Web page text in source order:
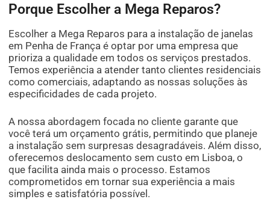
Porque Escolher a Mega Reparos?
Escolher a Mega Reparos para a instalação de janelas
em Penha de França é optar por uma empresa que
prioriza a qualidade em todos os serviços prestados.
Temos experiência a atender tanto clientes residenciais
como comerciais, adaptando as nossas soluções às
especificidades de cada projeto.
A nossa abordagem focada no cliente garante que
você terá um orçamento grátis, permitindo que planeje
a instalação sem surpresas desagradáveis. Além disso,
oferecemos deslocamento sem custo em Lisboa, o
que facilita ainda mais o processo. Estamos
comprometidos em tornar sua experiência a mais
simples e satisfatória possível.